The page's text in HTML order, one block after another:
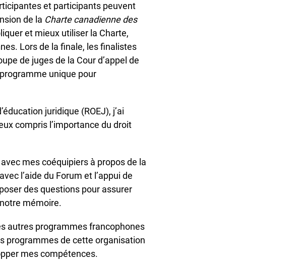
et participants peuvent
de laCharte canadienne des
et mieux utiliser la Charte,
Lors de la finale, les finalistes
de juges de la Cour d’appel de
unique pour
juridique (ROEJ), j’ai
compris l’importance du droit
mes coéquipiers à propos de la
l’aide du Forum et l’appui de
des questions pour assurer
mémoire.
autres programmes francophones
programmes de cette organisation
mes compétences.
info@ojen.ca